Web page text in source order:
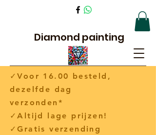
Diamond painting
✓Voor 16.00 besteld,
dezelfde dag
verzonden*
✓Altijd lage prijzen!
✓Gratis verzending